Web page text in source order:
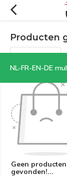
NL-FR-EN-DE
Producten
Filters
Geen producten
gevonden!...